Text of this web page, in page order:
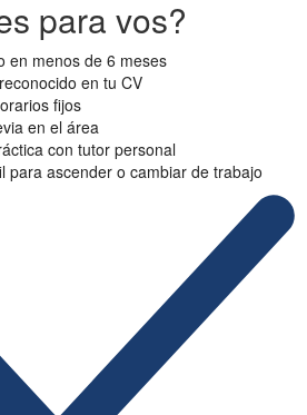
para vos?
en menos de 6 meses
en tu CV
fijos
en el área
con tutor personal
para ascender o cambiar de trabajo